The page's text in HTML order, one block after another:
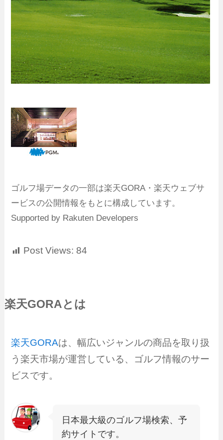
ゴルフ場データの一部は楽天GORA・楽天ウェブサ
ービスの公開情報をもとに構成しています。
Supported by Rakuten Developers
Post Views: 84
楽天GORAとは
楽天GORAは、幅広いジャンルの商品を取り扱
う楽天市場が運営している、ゴルフ情報のサー
ビスです。
日本最大級のゴルフ場検索、予
約サイトです。